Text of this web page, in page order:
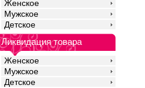
Женское
Мужское
Детское
Ликвидация товара
Женское
Мужское
Детское